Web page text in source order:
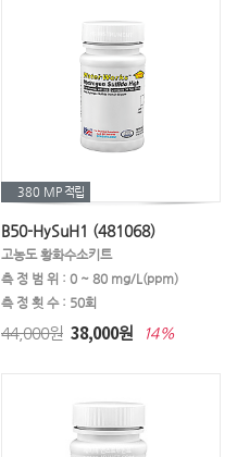
380 MP 적립
B50-HySuH1 (481068)
고농도 황화수소키트
측 정 범 위 : 0 ~ 80 mg/L(ppm)
측 정 횟 수 : 50회
44,000원 38,000원 14%